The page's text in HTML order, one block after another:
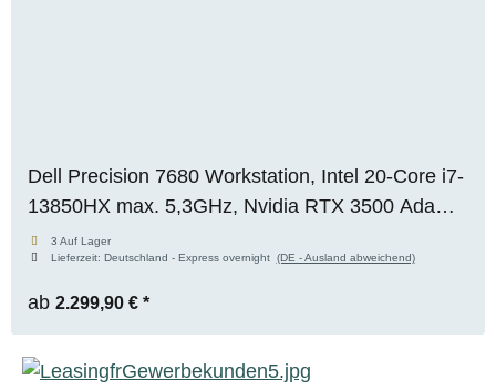
Dell Precision 7680 Workstation, Intel 20-Core i7-
13850HX max. 5,3GHz, Nvidia RTX 3500 Ada
(12GB), 32GB DDR5, 1TB M.2 NVMe SSD,
FHD+, Premium Display, WIN 11 Pro
3 Auf Lager
Lieferzeit: Deutschland - Express overnight (DE - Ausland abweichend)
ab 2.299,90 € *